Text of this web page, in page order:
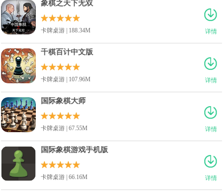
详情
象棋之天下无双
卡牌桌游 | 188.34M
详情
千棋百计中文版
卡牌桌游 | 107.96M
详情
国际象棋大师
卡牌桌游 | 67.55M
详情
国际象棋游戏手机版
卡牌桌游 | 66.16M